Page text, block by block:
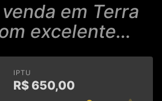
em Terra
excelente
IPTU
R$ 650,00